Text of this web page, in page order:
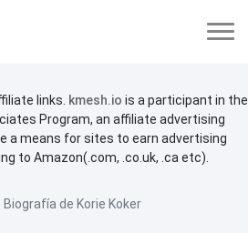
links. kmesh.io is a participant in the
Program, an affiliate advertising
a means for sites to earn advertising
to Amazon(.com, .co.uk, .ca etc).
Biografía de Korie Koker